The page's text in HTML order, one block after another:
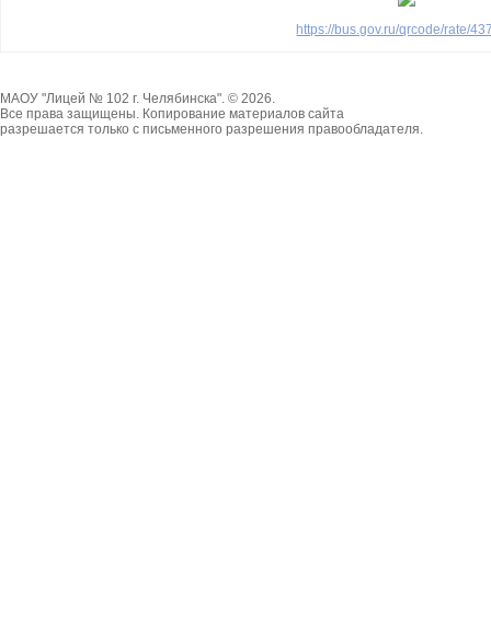
https://bus.gov.ru/qrcode/rate/
МАОУ "Лицей № 102 г. Челябинска". © 2026.
Все права защищены. Копирование материалов сайта
разрешается только с письменного разрешения правообладателя.